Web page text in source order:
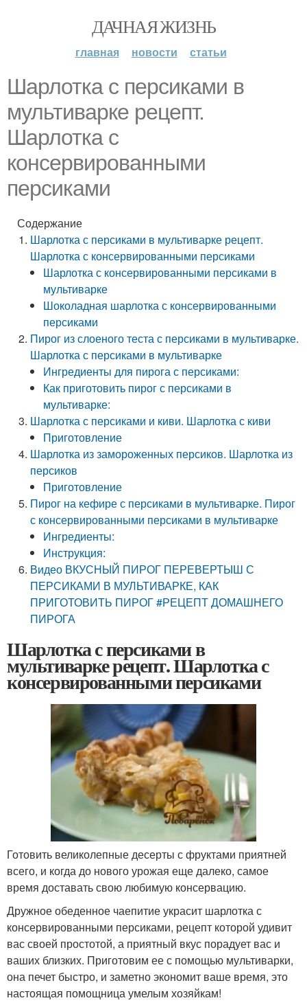
ДАЧНАЯ ЖИЗНЬ
главная новости статьи
Шарлотка с персиками в
мультиварке рецепт.
Шарлотка с
консервированными
персиками
Содержание
Шарлотка с персиками в мультиварке рецепт.
Шарлотка с консервированными персиками
Шарлотка с консервированными персиками в
мультиварке
Шоколадная шарлотка с консервированными
персиками
Пирог из слоеного теста с персиками в мультиварке.
Шарлотка с персиками в мультиварке
Ингредиенты для пирога с персиками:
Как приготовить пирог с персиками в
мультиварке:
Шарлотка с персиками и киви. Шарлотка с киви
Приготовление
Шарлотка из замороженных персиков. Шарлотка из
персиков
Приготовление
Пирог на кефире с персиками в мультиварке. Пирог
с консервированными персиками в мультиварке
Ингредиенты:
Инструкция:
Видео ВКУСНЫЙ ПИРОГ ПЕРЕВЕРТЫШ С
ПЕРСИКАМИ В МУЛЬТИВАРКЕ, КАК
ПРИГОТОВИТЬ ПИРОГ #РЕЦЕПТ ДОМАШНЕГО
ПИРОГА
Шарлотка с персиками в
мультиварке рецепт. Шарлотка с
консервированными персиками
Готовить великолепные десерты с фруктами приятней
всего, и когда до нового урожая еще далеко, самое
время доставать свою любимую консервацию.
Дружное обеденное чаепитие украсит шарлотка с
консервированными персиками, рецепт которой удивит
вас своей простотой, а приятный вкус порадует вас и
ваших близких. Приготовим ее с помощью мультиварки,
она печет быстро, и заметно экономит ваше время, это
настоящая помощница умелым хозяйкам!